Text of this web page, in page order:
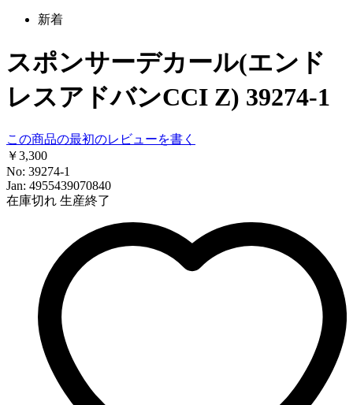
新着
スポンサーデカール(エンド
レスアドバンCCI Z) 39274-1
この商品の最初のレビューを書く
￥3,300
No: 39274-1
Jan: 4955439070840
在庫切れ 生産終了